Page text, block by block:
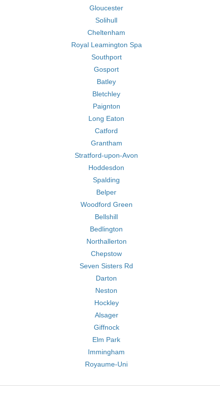
Gloucester
Solihull
Cheltenham
Royal Leamington Spa
Southport
Gosport
Batley
Bletchley
Paignton
Long Eaton
Catford
Grantham
Stratford-upon-Avon
Hoddesdon
Spalding
Belper
Woodford Green
Bellshill
Bedlington
Northallerton
Chepstow
Seven Sisters Rd
Darton
Neston
Hockley
Alsager
Giffnock
Elm Park
Immingham
Royaume-Uni